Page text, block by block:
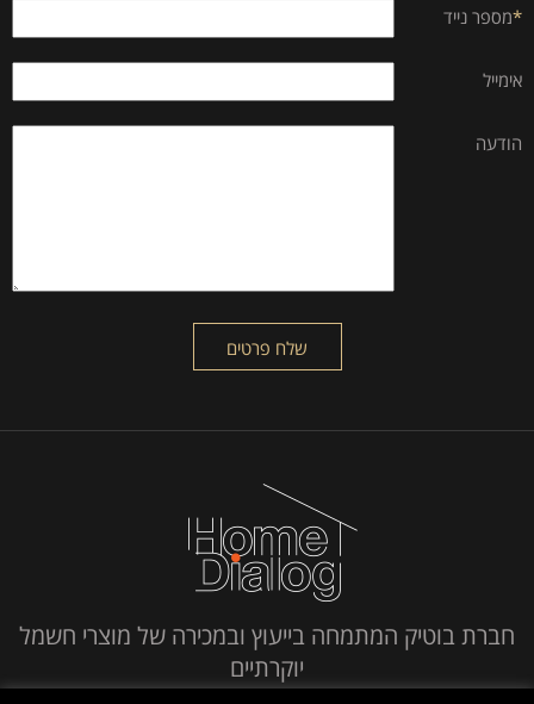
*מספר נייד
אימייל
הודעה
חברת בוטיק המתמחה בייעוץ ובמכירה של מוצרי חשמל
יוקרתיים